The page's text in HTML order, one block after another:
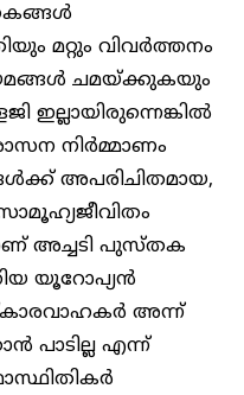
മറ്റും വിവർത്തനം
ചമയ്ക്കുകയും
ഇല്ലായിരുന്നെങ്കിൽ
നിർമ്മാണം
അപരിചിതമായ,
അച്ചടി പുസ്തക
യൂറോപ്യൻ
അന്ന്
പാടില്ല എന്ന്